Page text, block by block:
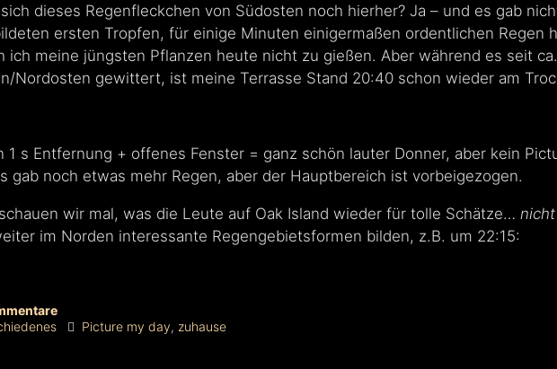
dieses Regenfleckchen von Südosten noch hierher? Ja – und es gab
ersten Tropfen, für einige Minuten einigermaßen ordentlichen Regen
ich meine jüngsten Pflanzen heute nicht zu gießen. Aber während es seit
Nordosten gewittert, ist meine Terrasse Stand 20:40 schon wieder am
1 s Entfernung + offenes Fenster = ganz schön lauter Donner, aber kein
gab noch etwas mehr Regen, aber der Hauptbereich ist vorbeigezogen.
wir mal, was die Leute auf Oak Island wieder für tolle Schätze… nicht
im Norden interessante Regengebietsformen bilden, z.B. um 22:15:
Picture my day, zuhause